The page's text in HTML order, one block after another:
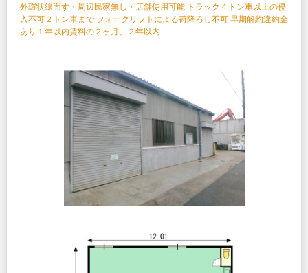
外環状線面す・周辺民家無し・店舗使用可能 トラック４トン車以上の侵
入不可２トン車まで フォークリフトによる荷降ろし不可 早期解約違約金
あり１年以内賃料の２ヶ月、２年以内